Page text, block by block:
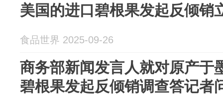
美国的进口碧根果发起反倾销
食品世界 2025-09-26
商务部新闻发言人就对原产于
碧根果发起反倾销调查答记者